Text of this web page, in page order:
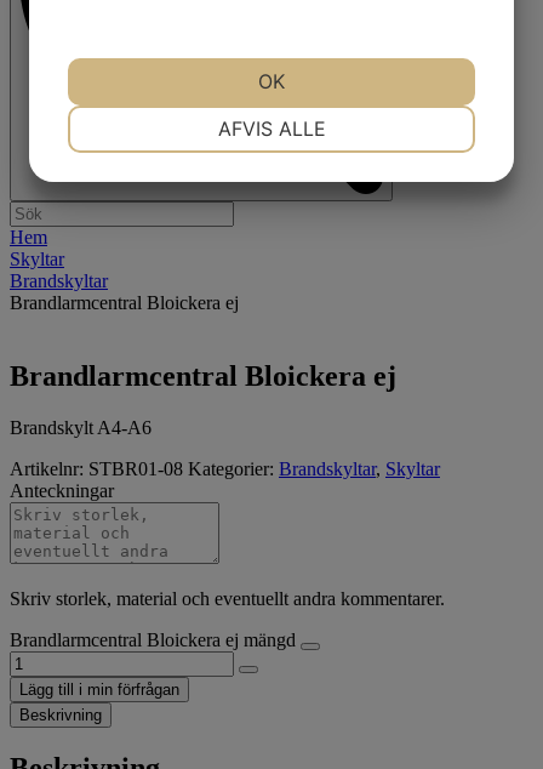
Hem
Skyltar
Brandskyltar
Brandlarmcentral Bloickera ej
Brandlarmcentral Bloickera ej
Brandskylt A4-A6
Artikelnr: STBR01-08 Kategorier: Brandskyltar, Skyltar
Anteckningar
Skriv storlek, material och eventuellt andra kommentarer.
Brandlarmcentral Bloickera ej mängd
Lägg till i min förfrågan
Beskrivning
MARKETING STATISTIK
AFVIS ALLE
OK